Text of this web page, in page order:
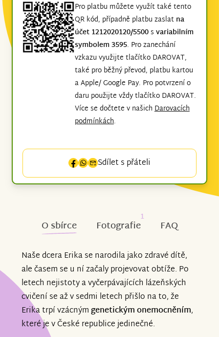
Pro platbu můžete využít také tento
QR kód, případně platbu zaslat na
účet 1212020120/5500 s variabilním
symbolem 3595. Pro zanechání
vzkazu využijte tlačítko DAROVAT,
také pro běžný převod, platbu kartou
a Apple/ Google Pay. Pro potvrzení o
daru použijte vždy tlačítko DAROVAT.
Více se dočtete v našichDarovacích
podmínkách.
Sdílet s přáteli
O sbírce Fotografie
1
FAQ
Naše dcera Erika se narodila jako zdravé dítě,
ale časem se u ní začaly projevovat obtíže. Po
letech nejistoty a vyčerpávajících lázeňských
cvičení se až v sedmi letech přišlo na to, že
Erika trpí vzácnýmgenetickým onemocněním,
které je v České republice jedinečné.